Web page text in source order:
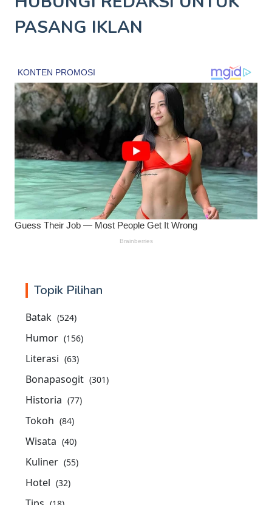
PASANG IKLAN
Topik Pilihan
Batak (524)
Humor (156)
Literasi (63)
Bonapasogit (301)
Historia (77)
Tokoh (84)
Wisata (40)
Kuliner (55)
Hotel (32)